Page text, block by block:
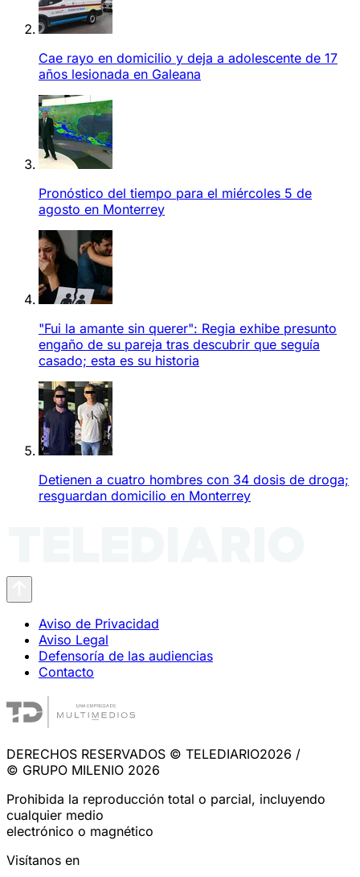
Cae rayo en domicilio y deja a adolescente de 17
años lesionada en Galeana
Pronóstico del tiempo para el miércoles 5 de
agosto en Monterrey
"Fui la amante sin querer": Regia exhibe presunto
engaño de su pareja tras descubrir que seguía
casado; esta es su historia
Detienen a cuatro hombres con 34 dosis de droga;
resguardan domicilio en Monterrey
Aviso de Privacidad
Aviso Legal
Defensoría de las audiencias
Contacto
DERECHOS RESERVADOS © TELEDIARIO2026 /
© GRUPO MILENIO 2026
Prohibida la reproducción total o parcial, incluyendo
cualquier medio
electrónico o magnético
Visítanos en